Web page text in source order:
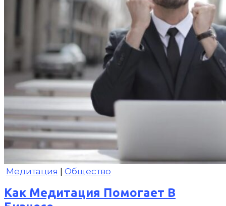
Медитация | Общество
Как Медитация Помогает В